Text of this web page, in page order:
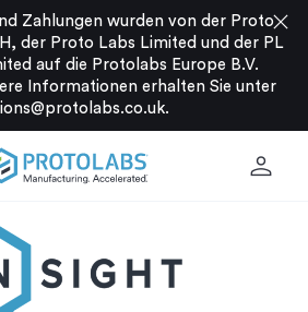
Zahlungen wurden von der Proto
der Proto Labs Limited und der PL
auf die Protolabs Europe B.V.
Informationen erhalten Sie unter
.
close
person